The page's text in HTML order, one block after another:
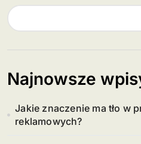
Najnowsze
Jakie znaczenie ma tło w
reklamowych?